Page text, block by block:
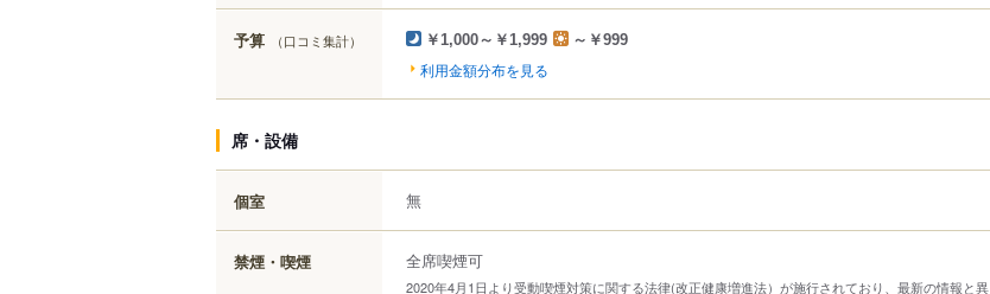
予算 （口コミ集計） ￥1,000～￥1,999 ～￥999
利用金額分布を見る
席・設備
個室 無
禁煙・喫煙 全席喫煙可
2020年4月1日より受動喫煙対策に関する法律(改正健康増進法）が施行されており、最新の情報と異